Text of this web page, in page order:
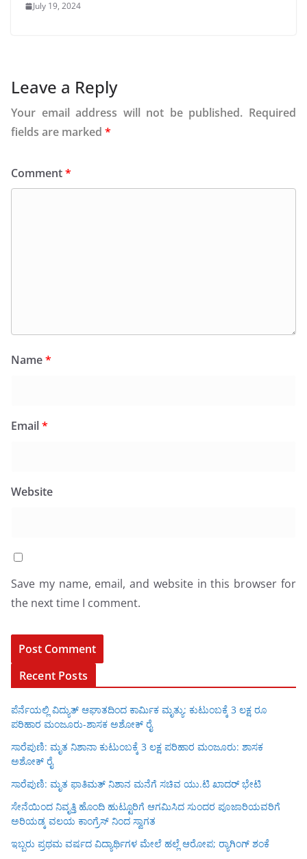
July 19, 2024
Leave a Reply
Your email address will not be published. Required
fields are marked *
Comment*
Name*
Email*
Website
Save my name, email, and website in this browser for
the next time I comment.
Recent Posts
ಪೆರ್ನೆಯಲ್ಲಿ ವಿದ್ಯುತ್ ಆಘಾತದಿಂದ ಕಾರ್ಮಿಕ ಮೃತ್ಯು: ಕುಟುಂಬಕ್ಕೆ 3 ಲಕ್ಷ ರೂ
ಪರಿಹಾರ ಮಂಜೂರು-ಶಾಸಕ ಅಶೋಕ್ ರೈ
ಸಾರೆಪುಣಿ: ಮೃತ ನಿಶಾನಾ ಕುಟುಂಬಕ್ಕೆ 3 ಲಕ್ಷ ಪರಿಹಾರ ಮಂಜೂರು: ಶಾಸಕ
ಅಶೋಕ್ ರೈ
ಸಾರೆಪುಣಿ: ಮೃತ ಫಾತಿಮತ್ ನಿಶಾನ ಮನೆಗೆ ಸಚಿವ ಯು.ಟಿ ಖಾದರ್ ಭೇಟಿ
ಸೇನೆಯಿಂದ ನಿವೃತ್ತಿ ಹೊಂದಿ ಹುಟ್ಟೂರಿಗೆ ಆಗಮಿಸಿದ ಸುಂದರ ಪೂಜಾರಿಯವರಿಗೆ
ಅರಿಯಡ್ಕ ವಲಯ ಕಾಂಗ್ರೆಸ್ ನಿಂದ ಸ್ವಾಗತ
ಇಬ್ಬರು ಪ್ರಥಮ ವರ್ಷದ ವಿದ್ಯಾರ್ಥಿಗಳ ಮೇಲೆ ಹಲ್ಲೆ ಆರೋಪ; ರ‍್ಯಾಗಿಂಗ್ ಶಂಕೆ